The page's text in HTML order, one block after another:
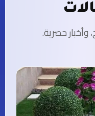
وأخبار حصرية.